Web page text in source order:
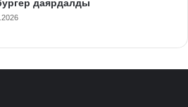
даярдалды